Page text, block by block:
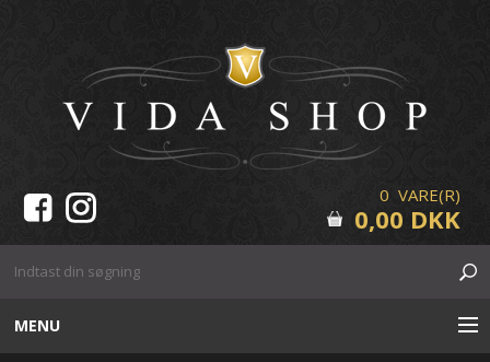
0 VARE(R)
0,00 DKK
MENU